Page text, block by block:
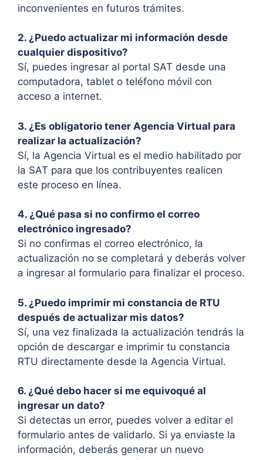
inconvenientes en futuros trámites.
2. ¿Puedo actualizar mi información desde
cualquier dispositivo?
Sí, puedes ingresar al portal SAT desde una
computadora, tablet o teléfono móvil con
acceso a internet.
3. ¿Es obligatorio tener Agencia Virtual para
realizar la actualización?
Sí, la Agencia Virtual es el medio habilitado por
la SAT para que los contribuyentes realicen
este proceso en línea.
4. ¿Qué pasa si no confirmo el correo
electrónico ingresado?
Si no confirmas el correo electrónico, la
actualización no se completará y deberás volver
a ingresar al formulario para finalizar el proceso.
5. ¿Puedo imprimir mi constancia de RTU
después de actualizar mis datos?
Sí, una vez finalizada la actualización tendrás la
opción de descargar e imprimir tu constancia
RTU directamente desde la Agencia Virtual.
6. ¿Qué debo hacer si me equivoqué al
ingresar un dato?
Si detectas un error, puedes volver a editar el
formulario antes de validarlo. Si ya enviaste la
información, deberás generar un nuevo